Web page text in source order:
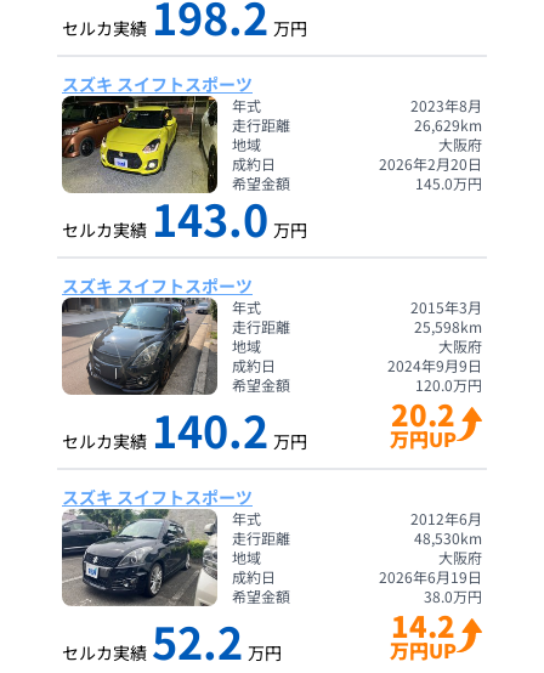
セルカ実績 198.2 万円
スズキ スイフトスポーツ
年式
2023年8月
走行距離
26,629km
地域
大阪府
成約日
2026年2月20日
希望金額
145.0万円
セルカ実績 143.0 万円
スズキ スイフトスポーツ
年式
2015年3月
走行距離
25,598km
地域
大阪府
成約日
2024年9月9日
希望金額
120.0万円
セルカ実績 140.2 万円
20.2
万円UP
スズキ スイフトスポーツ
年式
2012年6月
走行距離
48,530km
地域
大阪府
成約日
2026年6月19日
希望金額
38.0万円
セルカ実績 52.2 万円
14.2
万円UP